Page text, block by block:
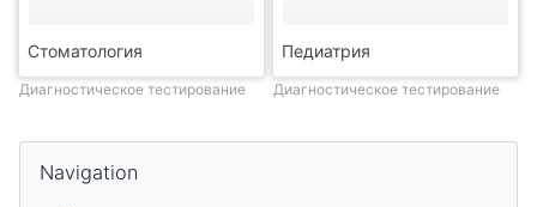
Стоматология
Диагностическое тестирование
Педиатрия
Диагностическое тестирование
Navigation